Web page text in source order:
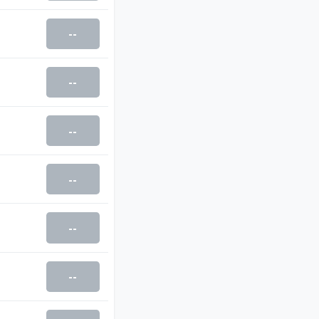
--
--
--
--
--
--